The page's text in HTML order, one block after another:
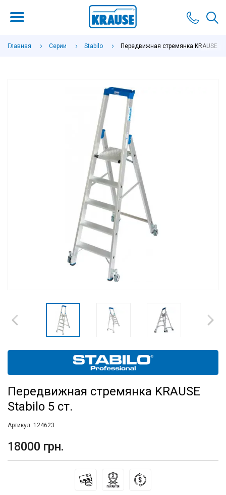
Главная Серии Stabilo Передвижная стремянка KRAUSE
Передвижная стремянка KRAUSE
Stabilo 5 ст.
Артикул: 124623
18000 грн.